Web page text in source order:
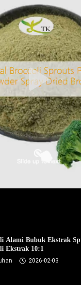
Alami Bubuk Ekstrak
Ekstrak 10:1
2026-02-03